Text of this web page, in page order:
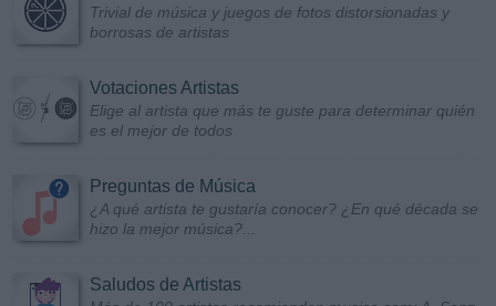
Trivial de música y juegos de fotos distorsionadas y
borrosas de artistas
Votaciones Artistas
Elige al artista que más te guste para determinar quién
es el mejor de todos
Preguntas de Música
¿A qué artista te gustaría conocer? ¿En qué década se
hizo la mejor música?...
Saludos de Artistas